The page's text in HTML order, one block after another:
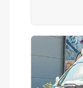
CUBE